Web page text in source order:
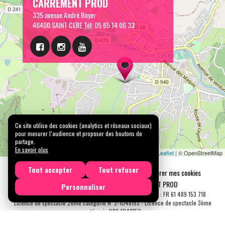
CARREMENT PROD
335 avenue André Boyer
46400 SAINT CERETél:05 65 14 06 33
Leaflet | © OpenStreetMap
Mentions légales Confidentialité
Gérer mes cookies
Tous droits réservés © 2026 |
CARREMENT PROD
N° SIRET : 489 153 718 00031 - APE : 9001 Z - N° TVA Int. : FR 61 489 153 718
Licence de spectacle 2ème catégorie N°2-1048153 - Licence de spectacle 3ème
catégorie N°3-1048152
Ce site utilise des cookies (analytics et réseaux sociaux)
pour mesurer l’audience et proposer des boutons de
partage.
En savoir plus
Tout accepter
Tout refuser
Personnaliser